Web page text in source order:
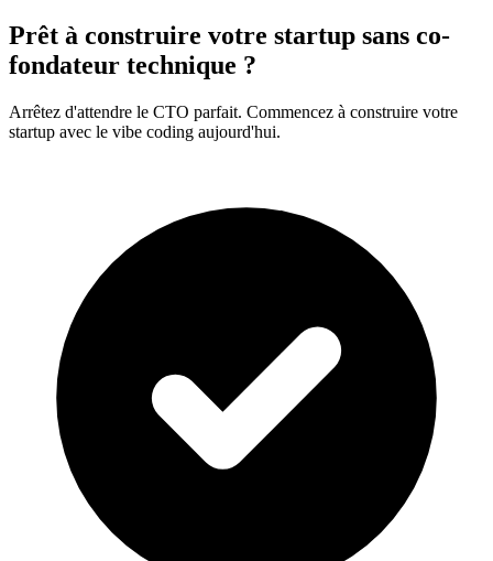
Prêt à construire votre startup sans co-
fondateur technique ?
Arrêtez d'attendre le CTO parfait. Commencez à construire votre
startup avec le vibe coding aujourd'hui.